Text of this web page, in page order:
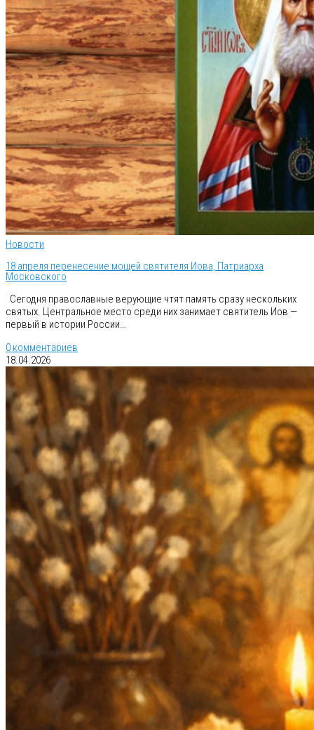
Новости
18 апреля перенесение мощей святителя Иова, Патриарха
Московского
Сегодня православные верующие чтят память сразу нескольких
святых. Центральное место среди них занимает святитель Иов —
первый в истории России…
0 комментариев
18.04.2026